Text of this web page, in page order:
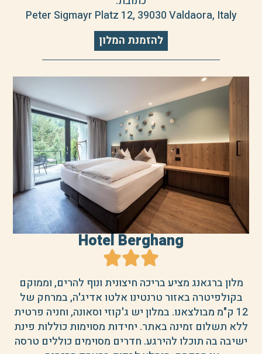
Peter Sigmayr Platz 12, 39030 Valdaora, Italy
להזמנת המלון
Hotel Berghang
מלון ברגאנג מציע בריכה חיצונית ונוף להרים, וממוקם
בקולפיטרה באזור טרנטינו אלטו אדיג'ה, במרחק של
12 ק"מ מבולצאנו. במלון יש ג'קוזי וסאונה, וחניה פרטית
ללא תשלום זמינה באתר. יחידות מסוימות כוללות פינת
ישיבה בה תוכלו להירגע. חדרים מסוימים כוללים טרסה